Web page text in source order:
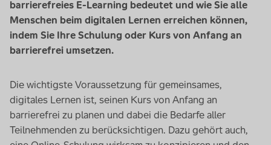
barrierefreies E-Learning bedeutet und wie Sie alle
Menschen beim digitalen Lernen erreichen können,
indem Sie Ihre Schulung oder Kurs von Anfang an
barrierefrei umsetzen.
Die wichtigste Voraussetzung für gemeinsames,
digitales Lernen ist, seinen Kurs von Anfang an
barrierefrei zu planen und dabei die Bedarfe aller
Teilnehmenden zu berücksichtigen. Dazu gehört auch,